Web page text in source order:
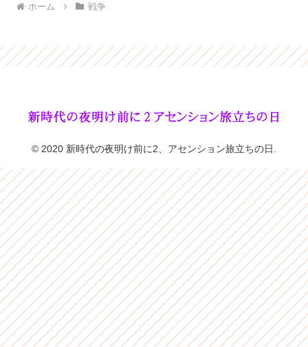
ホーム 戦争
© 2020 新時代の夜明け前に2、アセンション旅立ちの日.